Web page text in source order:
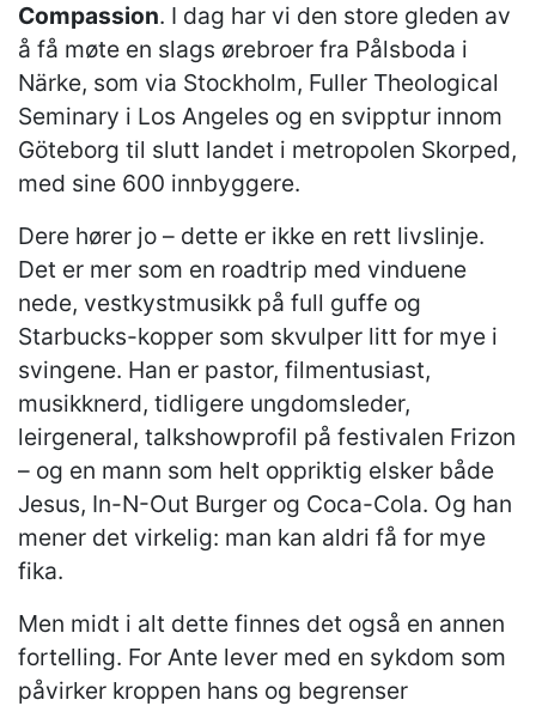
Compassion. I dag har vi den store gleden av
å få møte en slags ørebroer fra Pålsboda i
Närke, som via Stockholm, Fuller Theological
Seminary i Los Angeles og en svipptur innom
Göteborg til slutt landet i metropolen Skorped,
med sine 600 innbyggere.
Dere hører jo – dette er ikke en rett livslinje.
Det er mer som en roadtrip med vinduene
nede, vestkystmusikk på full guffe og
Starbucks-kopper som skvulper litt for mye i
svingene. Han er pastor, filmentusiast,
musikknerd, tidligere ungdomsleder,
leirgeneral, talkshowprofil på festivalen Frizon
– og en mann som helt oppriktig elsker både
Jesus, In-N-Out Burger og Coca-Cola. Og han
mener det virkelig: man kan aldri få for mye
fika.
Men midt i alt dette finnes det også en annen
fortelling. For Ante lever med en sykdom som
påvirker kroppen hans og begrenser